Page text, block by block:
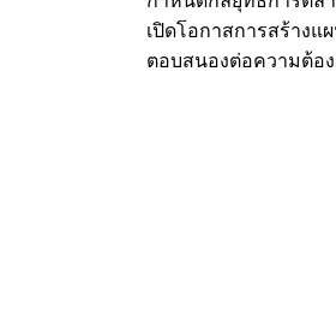
เปิดโอกาสการสร้าง
ตอบสนองต่อความต้อ